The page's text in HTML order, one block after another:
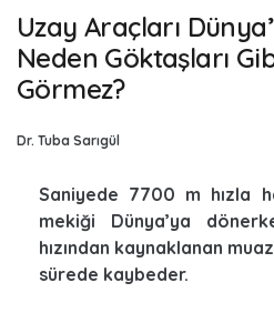
Uzay Araçları
Neden Göktaşları
Görmez?
Dr. Tuba Sarıgül
Saniyede 7700 m hızla
mekiği Dünya’ya
hızından kaynaklanan
sürede kaybeder.